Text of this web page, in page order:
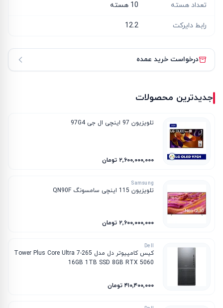
تعداد هسته 10 هسته
رابط دایرکت 12.2
درخواست خرید عمده
جدیدترین محصولات
تلویزیون 97 اینچی ال جی 97G4
۲٬۶۰۰٬۰۰۰٬۰۰۰ تومان
Samsung
تلویزیون 115 اینچی سامسونگ QN90F
۲٬۶۰۰٬۰۰۰٬۰۰۰ تومان
Dell
کیس کامپیوتر دل مدل Tower Plus Core Ultra 7-265
16GB 1TB SSD 8GB RTX 5060
۴۱۰٬۴۰۰٬۰۰۰ تومان